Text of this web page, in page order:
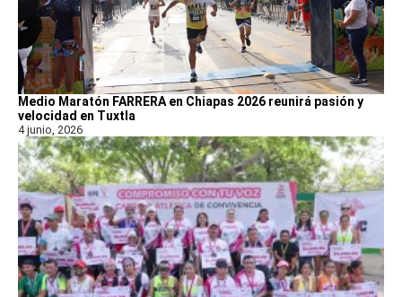
Medio Maratón FARRERA en Chiapas 2026 reunirá pasión y
velocidad en Tuxtla
4 junio, 2026